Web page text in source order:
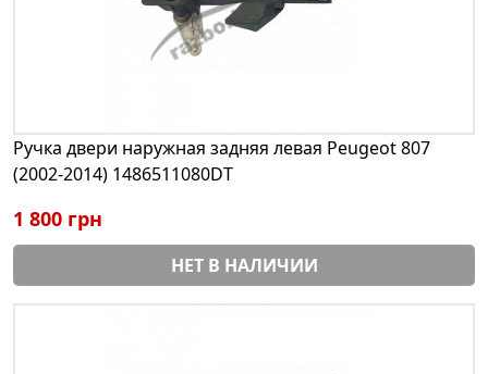
Ручка двери наружная задняя левая Peugeot 807
(2002-2014) 1486511080DT
1 800 грн
НЕТ В НАЛИЧИИ